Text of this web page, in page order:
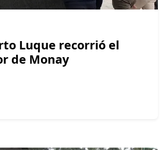
Luque recorrió el
de Monay